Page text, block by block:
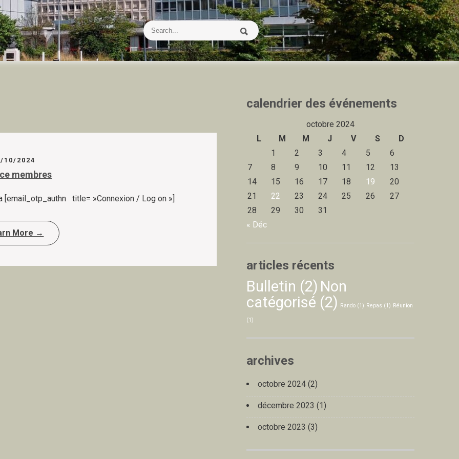
10/2024
membres
[email_otp_authn title= »Connexion / Log on »]
More →
calendrier des événements
octobre 2024
L
M M J V S
D
1
2 3 4 5
6
7
8 9 10 11 12
13
14
15 16 17 18 19
20
21
22 23 24 25 26
27
28
29 30
31
« Déc
articles récents
Bulletin (2) Non
catégorisé (2) Rando (1) Repas (1) Réunion
(1)
archives
octobre 2024 (2)
décembre 2023 (1)
octobre 2023 (3)